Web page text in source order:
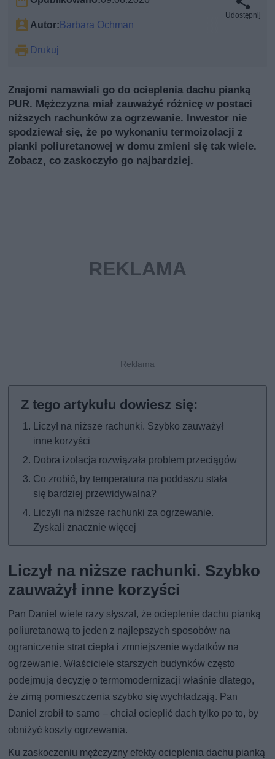
Autor:Barbara Ochman
Drukuj
Udostępnij
Znajomi namawiali go do ocieplenia dachu pianką
PUR. Mężczyzna miał zauważyć różnicę w postaci
niższych rachunków za ogrzewanie. Inwestor nie
spodziewał się, że po wykonaniu termoizolacji z
pianki poliuretanowej w domu zmieni się tak wiele.
Zobacz, co zaskoczyło go najbardziej.
Liczył na niższe rachunki. Szybko zauważył
inne korzyści
Dobra izolacja rozwiązała problem przeciągów
Co zrobić, by temperatura na poddaszu stała
się bardziej przewidywalna?
Liczyli na niższe rachunki za ogrzewanie.
Zyskali znacznie więcej
Liczył na niższe rachunki. Szybko
zauważył inne korzyści
Pan Daniel wiele razy słyszał, że ocieplenie dachu pianką
poliuretanową to jeden z najlepszych sposobów na
ograniczenie strat ciepła i zmniejszenie wydatków na
ogrzewanie. Właściciele starszych budynków często
podejmują decyzję o termomodernizacji właśnie dlatego,
że zimą pomieszczenia szybko się wychładzają. Pan
Daniel zrobił to samo – chciał ocieplić dach tylko po to, by
obniżyć koszty ogrzewania.
Ku zaskoczeniu mężczyzny efekty ocieplenia dachu pianką